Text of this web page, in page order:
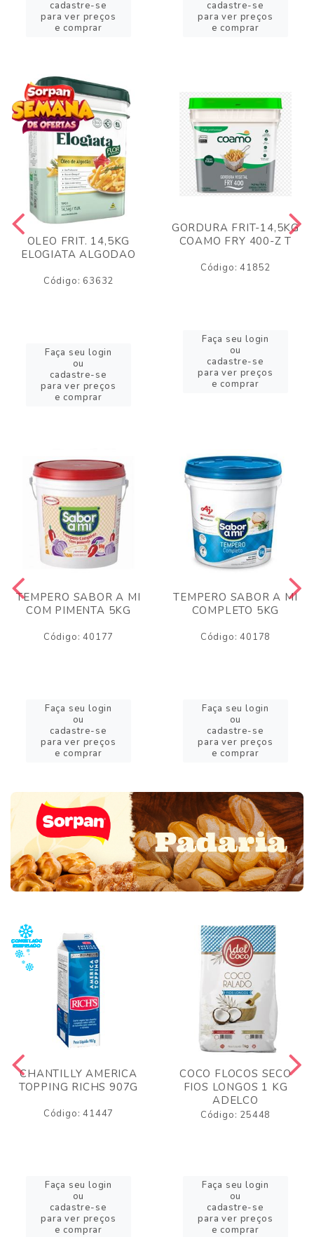
cadastre-se
para ver preços
e comprar
cadastre-se
para ver preços
e comprar
OLEO FRIT. 14,5KG
ELOGIATA ALGODAO
Código: 63632
Faça seu login
ou
cadastre-se
para ver preços
e comprar
GORDURA FRIT-14,5KG
COAMO FRY 400-Z T
Código: 41852
Faça seu login
ou
cadastre-se
para ver preços
e comprar
TEMPERO SABOR A MI
COM PIMENTA 5KG
Código: 40177
Faça seu login
ou
cadastre-se
para ver preços
e comprar
TEMPERO SABOR A MI
COMPLETO 5KG
Código: 40178
Faça seu login
ou
cadastre-se
para ver preços
e comprar
CHANTILLY AMERICA
TOPPING RICHS 907G
Código: 41447
Faça seu login
ou
cadastre-se
para ver preços
e comprar
COCO FLOCOS SECO
FIOS LONGOS 1 KG
ADELCO
Código: 25448
Faça seu login
ou
cadastre-se
para ver preços
e comprar